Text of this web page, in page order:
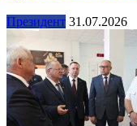
Президент 31.07.2026